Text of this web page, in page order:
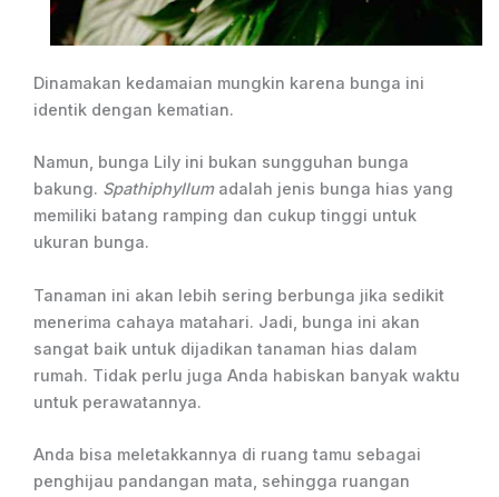
Dinamakan kedamaian mungkin karena bunga ini
identik dengan kematian.
Namun, bunga Lily ini bukan sungguhan bunga
bakung. Spathiphyllum adalah jenis bunga hias yang
memiliki batang ramping dan cukup tinggi untuk
ukuran bunga.
Tanaman ini akan lebih sering berbunga jika sedikit
menerima cahaya matahari. Jadi, bunga ini akan
sangat baik untuk dijadikan tanaman hias dalam
rumah. Tidak perlu juga Anda habiskan banyak waktu
untuk perawatannya.
Anda bisa meletakkannya di ruang tamu sebagai
penghijau pandangan mata, sehingga ruangan